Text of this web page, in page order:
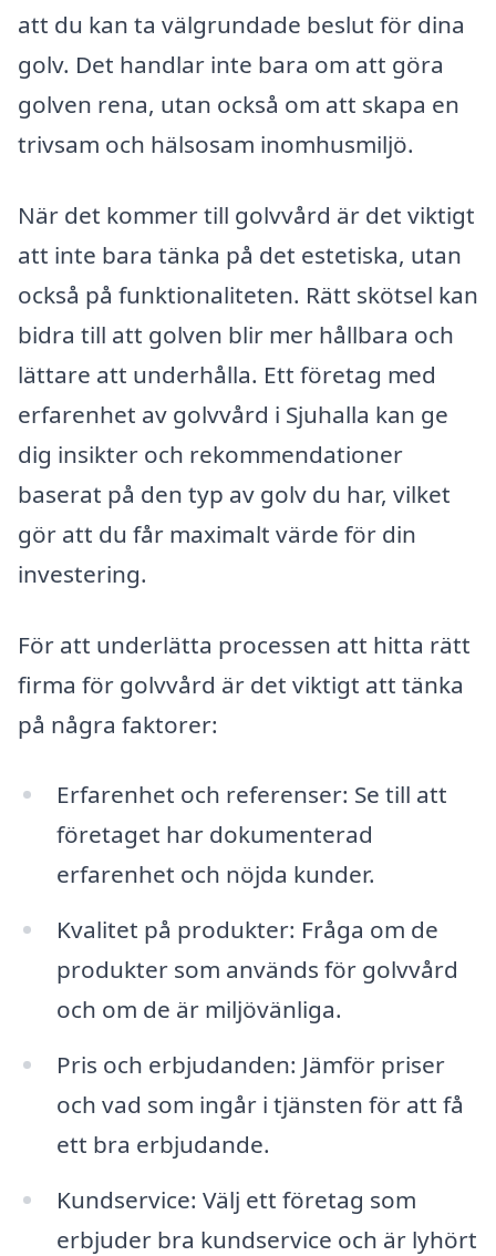
att du kan ta välgrundade beslut för dina
golv. Det handlar inte bara om att göra
golven rena, utan också om att skapa en
trivsam och hälsosam inomhusmiljö.
När det kommer till golvvård är det viktigt
att inte bara tänka på det estetiska, utan
också på funktionaliteten. Rätt skötsel kan
bidra till att golven blir mer hållbara och
lättare att underhålla. Ett företag med
erfarenhet av golvvård i Sjuhalla kan ge
dig insikter och rekommendationer
baserat på den typ av golv du har, vilket
gör att du får maximalt värde för din
investering.
För att underlätta processen att hitta rätt
firma för golvvård är det viktigt att tänka
på några faktorer:
Erfarenhet och referenser: Se till att
företaget har dokumenterad
erfarenhet och nöjda kunder.
Kvalitet på produkter: Fråga om de
produkter som används för golvvård
och om de är miljövänliga.
Pris och erbjudanden: Jämför priser
och vad som ingår i tjänsten för att få
ett bra erbjudande.
Kundservice: Välj ett företag som
erbjuder bra kundservice och är lyhört